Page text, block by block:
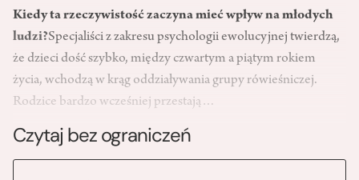
Kiedy ta rzeczywistość zaczyna mieć wpływ na młodych
ludzi?Specjaliści z zakresu psychologii ewolucyjnej twierdzą,
że dzieci dość szybko, między czwartym a piątym rokiem
życia, wchodzą w krąg oddziaływania grupy rówieśniczej.
Rodzice bardzo wcześniej przestają…
Czytaj bez ograniczeń